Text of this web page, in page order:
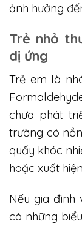
ảnh hưởng
Trẻ nhỏ
dị ứng
Trẻ em là
chưa phát
trường có
quấy khóc
hoặc xuất
Nếu gia đình
có những